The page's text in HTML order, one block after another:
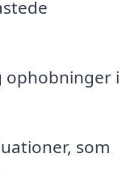
ophobninger i
som